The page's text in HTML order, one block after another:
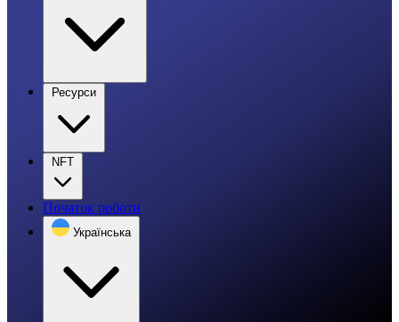
Ресурси
NFT
Початок роботи
Українська